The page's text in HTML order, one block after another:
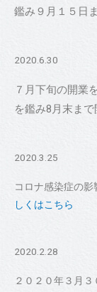
鑑み９月１５日
2020.6.30
７月下旬の開業
を鑑み8月末ま
2020.3.25
コロナ感染症の影
しくはこちら
2020.2.28
２０２０年３月３